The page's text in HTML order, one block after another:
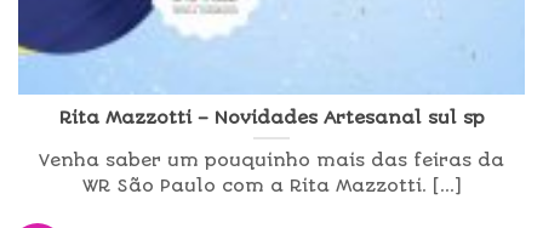
Rita Mazzotti – Novidades Artesanal sul sp
Venha saber um pouquinho mais das feiras da
WR São Paulo com a Rita Mazzotti. [...]